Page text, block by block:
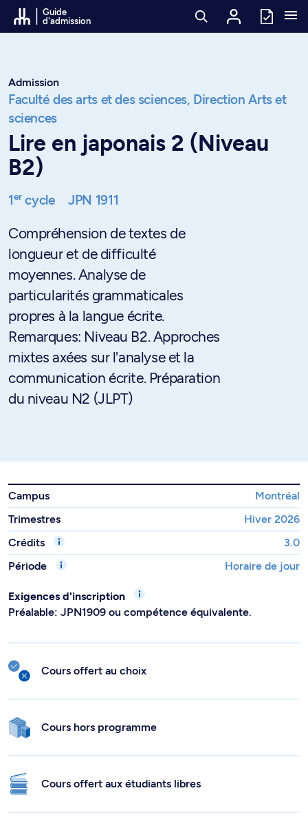
Passer au contenu
Guide
d'admission
Admission
Faculté des arts et des sciences, Direction Arts et
sciences
Lire en japonais 2 (Niveau
B2)
1ercycle JPN 1911
Compréhension de textes de
longueur et de difficulté
moyennes. Analyse de
particularités grammaticales
propres à la langue écrite.
Remarques: Niveau B2. Approches
mixtes axées sur l'analyse et la
communication écrite. Préparation
du niveau N2 (JLPT)
Campus
Montréal
Trimestres
Hiver 2026
Crédits
3.0
Période
Horaire de jour
Exigences d'inscription
Préalable: JPN1909 ou compétence équivalente.
Cours offert au choix
Cours hors programme
Cours offert aux étudiants libres